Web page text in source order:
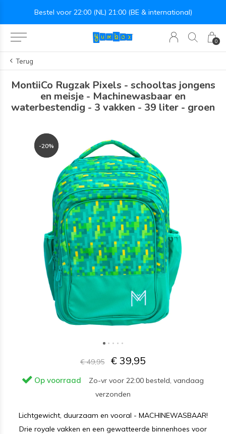
0
Bestel voor 22:00 (NL) 21:00 (BE & international)
Terug
MontiiCo Rugzak Pixels - schooltas jongens
en meisje - Machinewasbaar en
waterbestendig - 3 vakken - 39 liter - groen
-20%
-20%
€ 49,95 € 39,95
Op voorraad
Zo-vr voor 22:00 besteld, vandaag
verzonden
Lichtgewicht, duurzaam en vooral - MACHINEWASBAAR!
Drie royale vakken en een gewatteerde binnenhoes voor